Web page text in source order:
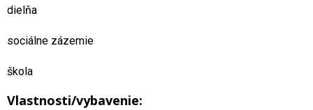
dielňa
sociálne zázemie
škola
Vlastnosti/vybavenie: